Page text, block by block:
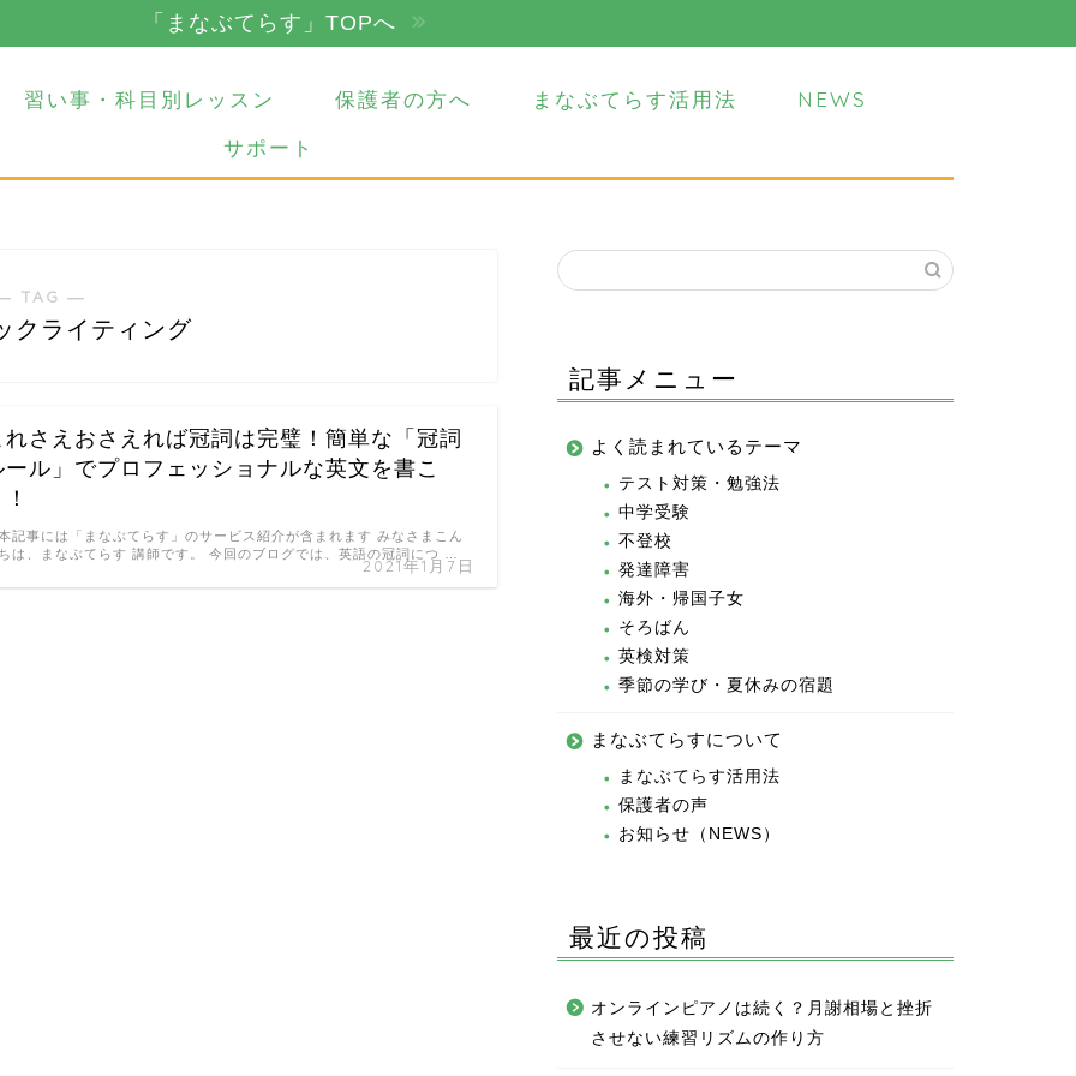
「まなぶてらす」TOPへ
習い事・科目別レッスン 保護者の方へ まなぶてらす活用法
NEWS
サポート
TAG ―
クライティング
れさえおさえれば冠詞は完璧！簡単な「冠詞
ール」でプロフェッショナルな英文を書こ
2021年1月7日
記事には「まなぶてらす」のサービス紹介が含まれます みなさまこん
は、まなぶてらす 講師です。 今回のブログでは、英語の冠詞につ …
記事メニュー
よく読まれているテーマ
テスト対策・勉強法
中学受験
不登校
発達障害
海外・帰国子女
そろばん
英検対策
季節の学び・夏休みの宿題
まなぶてらすについて
まなぶてらす活用法
保護者の声
お知らせ（NEWS）
最近の投稿
オンラインピアノは続く？月謝相場と挫折
させない練習リズムの作り方